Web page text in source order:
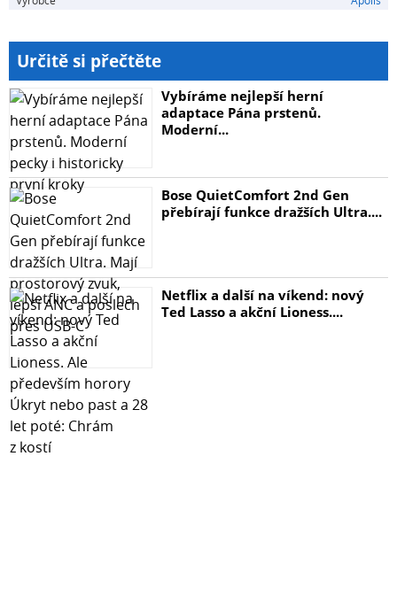
Určitě si přečtěte
Vybíráme nejlepší herní
adaptace Pána prstenů.
Moderní...
Bose QuietComfort 2nd Gen
přebírají funkce dražších Ultra....
Netflix a další na víkend: nový
Ted Lasso a akční Lioness....